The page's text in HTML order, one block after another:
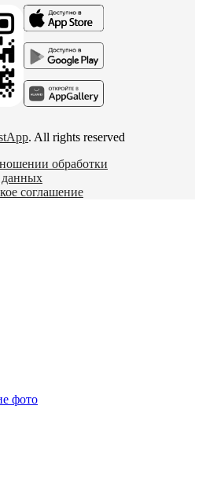
. All rights reserved
обработки
данных
соглашение
фото